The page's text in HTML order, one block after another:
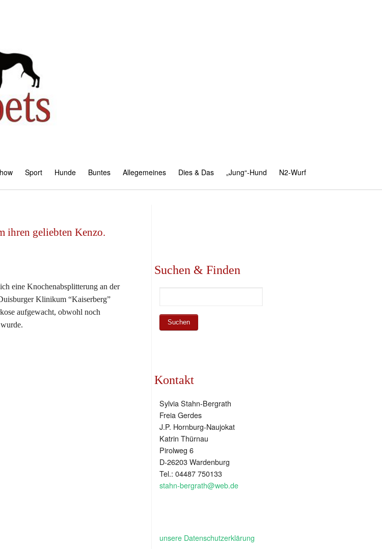
Sport Hunde Buntes Allegemeines Dies & Das „Jung“-Hund N2-Wurf
ihren geliebten Kenzo.
eine Knochenabsplitterung an der
Klinikum “Kaiserberg”
aufgewacht, obwohl noch
Suchen & Finden
Kontakt
Sylvia Stahn-Bergrath
Freia Gerdes
J.P. Hornburg-Naujokat
Katrin Thürnau
Pirolweg 6
D-26203 Wardenburg
Tel.: 04487 750133
stahn-bergrath@web.de
unsere Datenschutzerklärung